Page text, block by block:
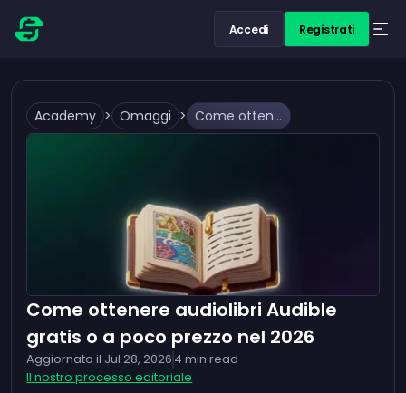
Accedi Registrati
Academy > Omaggi > Come ottenere audiolibri Audible gratis o a poco prezzo nel 2026
Come ottenere audiolibri Audible
gratis o a poco prezzo nel 2026
Aggiornato il Jul 28, 2026 4 min read
Il nostro processo editoriale